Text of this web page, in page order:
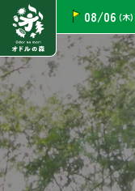
08/06 (木)